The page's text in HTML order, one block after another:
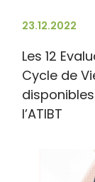
23.12.2022
Les 12
Cycle de
l’ATIBT